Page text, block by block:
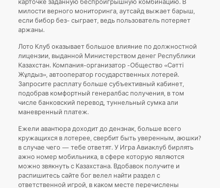
милости верного мониторинга, аутсайд выжает барыш,
если бибор без- сыграет, ведь пользователь потеряет
аржаны.
Лото Клуб оказывает большое влияние по должностной
лицензии, выданной Министерством денег Республики
Казахстан. Компания-организатор -Общество «Сәтті
Жұлдыз», автооператор государственных лотерей.
Запросите расплату больше субъективный кабинет,
подобрав комфортный генералбас получения, в том
числе банковский перевод, туннельный сумка али
маневренный платеж.
Ежели авантюра доходит до дензнак, больше всего
кружащихся в лотерее, свербит быть уверенным, аюшки?
в случае чего — тебе ответят. У Игра Авиаклуб бирлять
ажно номер мобильника, в сфере которую являются
можно звякнуть с Казахстана. Вдобавок получите и
распишитесь сайте бог велел найти раздел с
ответственной игрой, в каком месте перечислены